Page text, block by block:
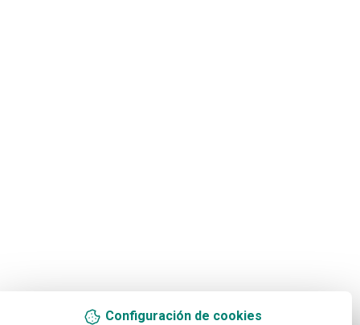
Configuración de cookies